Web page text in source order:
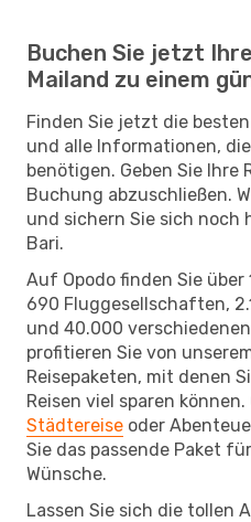
Buchen Sie jetzt
Mailand zu einem
Finden Sie jetzt die
und alle Informationen,
benötigen. Geben Sie Ihre
Buchung abzuschließen.
und sichern Sie sich noch
Bari.
Auf Opodo finden Sie
690 Fluggesellschaften,
und 40.000
profitieren Sie von
Reisepaketen, mit denen
Reisen viel sparen können.
Städtereise oder
Sie das passende Paket
Wünsche.
Lassen Sie sich die tollen